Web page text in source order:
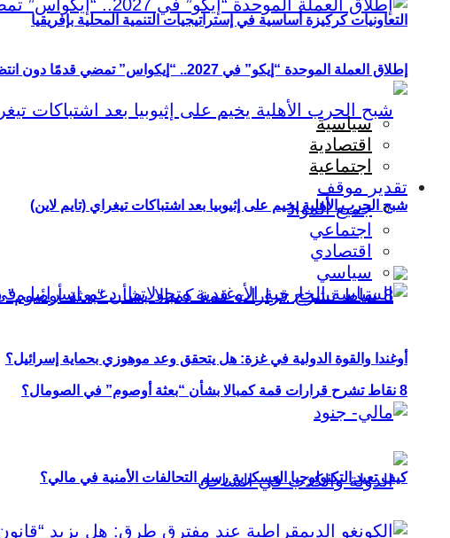
التعاونيات كركيزة أساسية في إستراتيجيات التنمية المحلية بإفريقيا
شبح الحرب الأهلية يخيم على إثيوبيا بعد اشتباكات تيغراي (تايم لاين)
8 نقاط تشرح قرارات قمة كمبالا بشأن “بعثة أوصوم” في الصومال؟
إطلاق العملة الموحدة “إيكو” في 2027.. “إيكواس” تمضي قدمًا دون انتظار
سياسية
اقتصادية
اجتماعية
تقدير موقف
جميع المواد
اجتماعي
اقتصادي
سياسي
أوغندا والقوة الدولية في غزة: هل يتحقق وعد موهوزي بحماية إسرائيل؟
كيف تعيد التكنولوجيا العسكرية رسم التحالفات الأمنية في مالي؟